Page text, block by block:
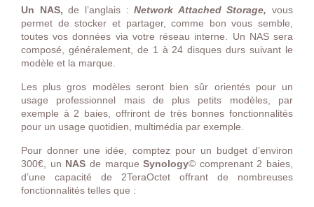
Un NAS,de l’anglais :Network Attached Storage, vous
permet de stocker et partager, comme bon vous semble,
toutes vos données via votre réseau interne. Un NAS sera
composé, généralement, de 1 à 24 disques durs suivant le
modèle et la marque.
Les plus gros modèles seront bien sûr orientés pour un
usage professionnel mais de plus petits modèles, par
exemple à 2 baies, offriront de très bonnes fonctionnalités
pour un usage quotidien, multimédia par exemple.
Pour donner une idée, comptez pour un budget d’environ
300€, un NAS de marqueSynology© comprenant 2 baies,
d’une capacité de 2TeraOctet offrant de nombreuses
fonctionnalités telles que :